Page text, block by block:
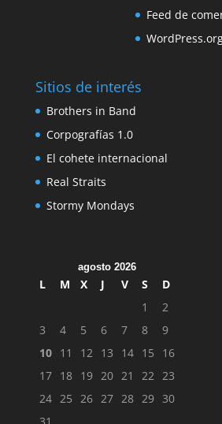
Feed de
Sitios de interés
Brothers in Band
Corpografías 1.0
El cohete internacional
Real Straits
Stormy Mondays
agosto 2026
L M X J V S
D
1
2
3
4 5 6 7 8
9
10 11 12 13 14 15
16
17 18 19 20 21 22
23
24 25 26 27 28 29 30
31